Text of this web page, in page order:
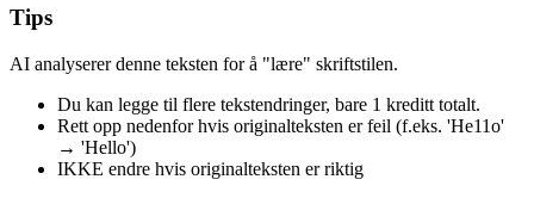
Tips
AI analyserer denne teksten for å "lære" skriftstilen.
Du kan legge til flere tekstendringer, bare 1 kreditt totalt.
Rett opp nedenfor hvis originalteksten er feil (f.eks. 'He11o'
→ 'Hello')
IKKE endre hvis originalteksten er riktig